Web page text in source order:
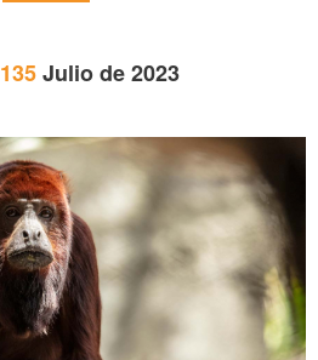
135Julio de 2023